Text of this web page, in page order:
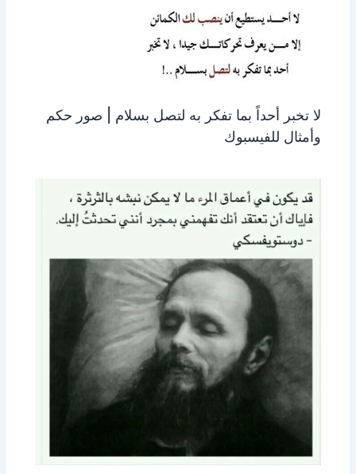
لا تخبر أحداً بما تفكر به لتصل بسلام | صور حكم
وأمثال للفيسبوك